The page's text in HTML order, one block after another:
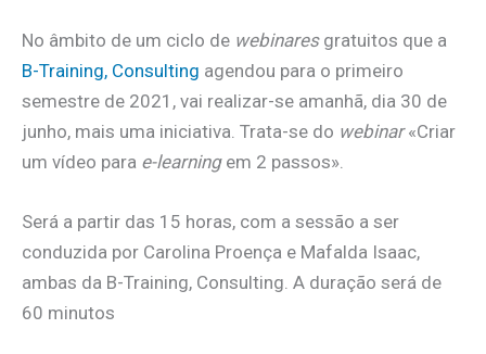
No âmbito de um ciclo de webinaresgratuitos que a
B-Training, Consulting agendou para o primeiro
semestre de 2021, vai realizar-se amanhã, dia 30 de
junho, mais uma iniciativa. Trata-se do webinar«Criar
um vídeo para e-learningem 2 passos».
Será a partir das 15 horas, com a sessão a ser
conduzida por Carolina Proença e Mafalda Isaac,
ambas da B-Training, Consulting. A duração será de
60 minutos